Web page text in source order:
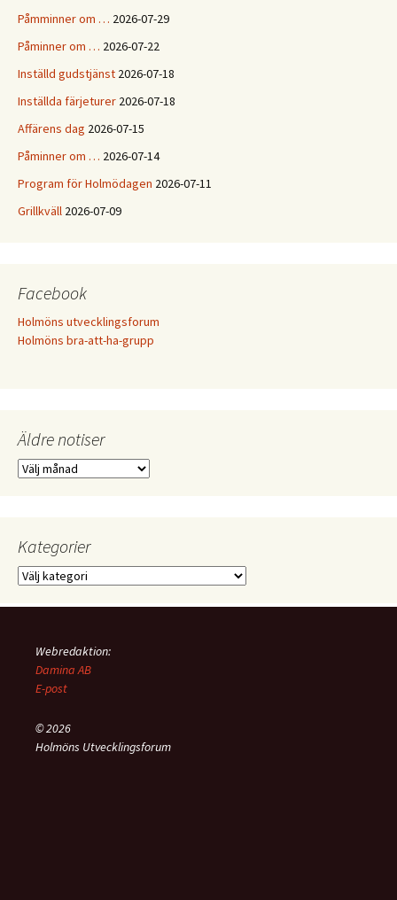
Påmminner om … 2026-07-29
Påminner om … 2026-07-22
Inställd gudstjänst 2026-07-18
Inställda färjeturer 2026-07-18
Affärens dag 2026-07-15
Påminner om … 2026-07-14
Program för Holmödagen 2026-07-11
Grillkväll 2026-07-09
Facebook
Holmöns utvecklingsforum
Holmöns bra-att-ha-grupp
Äldre notiser
Äldre
Kategorier
Kategorier
Webredaktion:
Damina AB
E-post
© 2026
Holmöns Utvecklingsforum